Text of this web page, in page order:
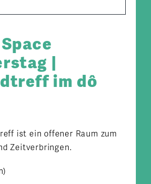
|
im dô
ist ein offener Raum zum
Zeitverbringen.